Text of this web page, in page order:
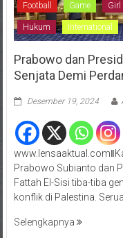
Football Game Girl
Hukum International
Prabowo dan
Senjata Demi
Desember 19, 2024
Prabowo Subianto dan
Fattah El-Sisi tiba-tiba
konflik di Palestina.
Selengkapnya